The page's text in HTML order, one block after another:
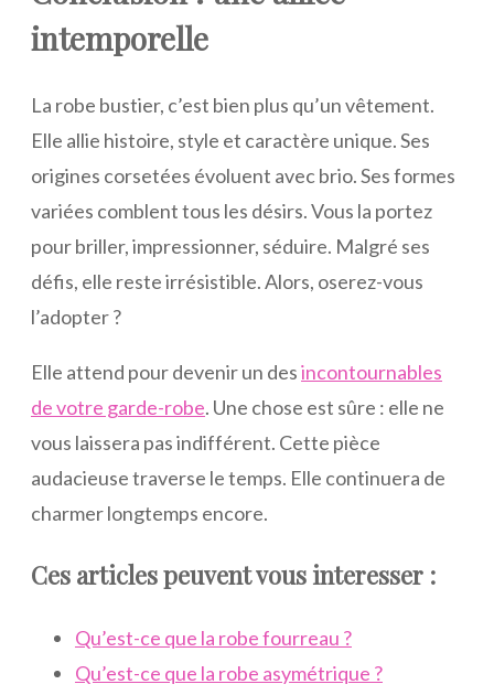
intemporelle
La robe bustier, c’est bien plus qu’un vêtement.
Elle allie histoire, style et caractère unique. Ses
origines corsetées évoluent avec brio. Ses formes
variées comblent tous les désirs. Vous la portez
pour briller, impressionner, séduire. Malgré ses
défis, elle reste irrésistible. Alors, oserez-vous
l’adopter ?
Elle attend pour devenir un desincontournables
de votre garde-robe. Une chose est sûre : elle ne
vous laissera pas indifférent. Cette pièce
audacieuse traverse le temps. Elle continuera de
charmer longtemps encore.
Ces articles peuvent vous interesser :
Qu’est-ce que la robe fourreau ?
Qu’est-ce que la robe asymétrique ?